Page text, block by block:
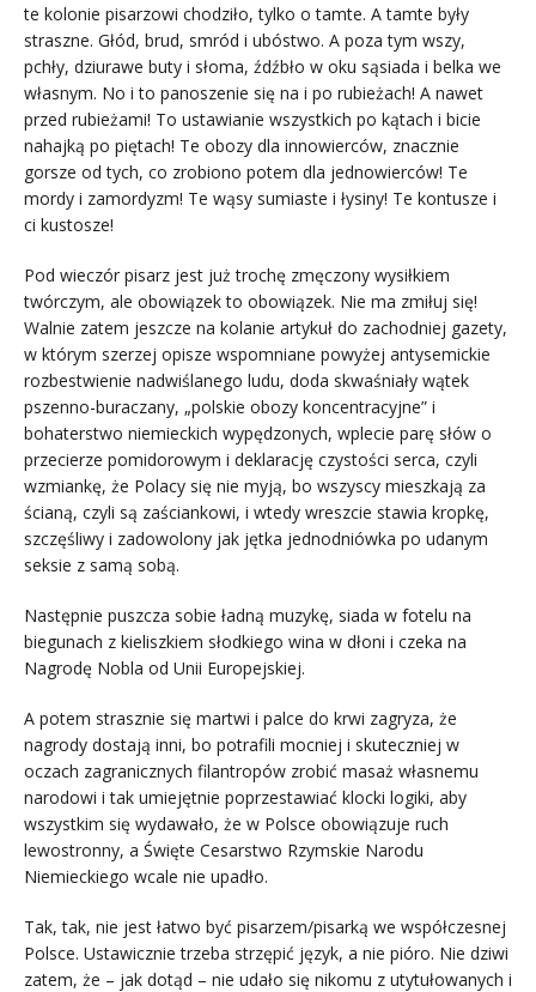
te kolonie pisarzowi chodziło, tylko o tamte. A tamte były
straszne. Głód, brud, smród i ubóstwo. A poza tym wszy,
pchły, dziurawe buty i słoma, źdźbło w oku sąsiada i belka we
własnym. No i to panoszenie się na i po rubieżach! A nawet
przed rubieżami! To ustawianie wszystkich po kątach i bicie
nahajką po piętach! Te obozy dla innowierców, znacznie
gorsze od tych, co zrobiono potem dla jednowierców! Te
mordy i zamordyzm! Te wąsy sumiaste i łysiny! Te kontusze i
ci kustosze!
Pod wieczór pisarz jest już trochę zmęczony wysiłkiem
twórczym, ale obowiązek to obowiązek. Nie ma zmiłuj się!
Walnie zatem jeszcze na kolanie artykuł do zachodniej gazety,
w którym szerzej opisze wspomniane powyżej antysemickie
rozbestwienie nadwiślanego ludu, doda skwaśniały wątek
pszenno-buraczany, „polskie obozy koncentracyjne” i
bohaterstwo niemieckich wypędzonych, wplecie parę słów o
przecierze pomidorowym i deklarację czystości serca, czyli
wzmiankę, że Polacy się nie myją, bo wszyscy mieszkają za
ścianą, czyli są zaściankowi, i wtedy wreszcie stawia kropkę,
szczęśliwy i zadowolony jak jętka jednodniówka po udanym
seksie z samą sobą.
Następnie puszcza sobie ładną muzykę, siada w fotelu na
biegunach z kieliszkiem słodkiego wina w dłoni i czeka na
Nagrodę Nobla od Unii Europejskiej.
A potem strasznie się martwi i palce do krwi zagryza, że
nagrody dostają inni, bo potrafili mocniej i skuteczniej w
oczach zagranicznych filantropów zrobić masaż własnemu
narodowi i tak umiejętnie poprzestawiać klocki logiki, aby
wszystkim się wydawało, że w Polsce obowiązuje ruch
lewostronny, a Święte Cesarstwo Rzymskie Narodu
Niemieckiego wcale nie upadło.
Tak, tak, nie jest łatwo być pisarzem/pisarką we współczesnej
Polsce. Ustawicznie trzeba strzępić język, a nie pióro. Nie dziwi
zatem, że – jak dotąd – nie udało się nikomu z utytułowanych i